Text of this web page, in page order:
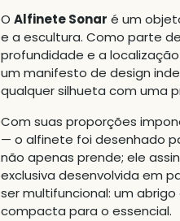
O Alfinete Sonar é um
e a escultura. Como parte
profundidade e a
um manifesto de design
qualquer silhueta com uma
Com suas proporções
— o alfinete foi desenhado
não apenas prende; ele
exclusiva desenvolvida em
ser multifuncional: um
compacta para o essencial.